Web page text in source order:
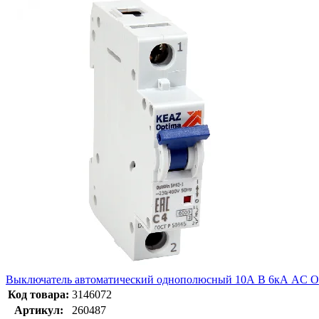
Выключатель автоматический однополюсный 10А B 6кА AC
Код товара: 3146072
Артикул:
260487